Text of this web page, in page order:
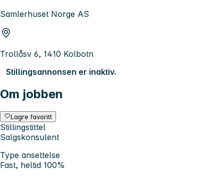
Samlerhuset Norge AS
Trollåsv 6, 1410 Kolbotn
Stillingsannonsen er inaktiv.
Om jobben
Lagre favoritt
Stillingstittel
Salgskonsulent
Type ansettelse
Fast, heltid 100%